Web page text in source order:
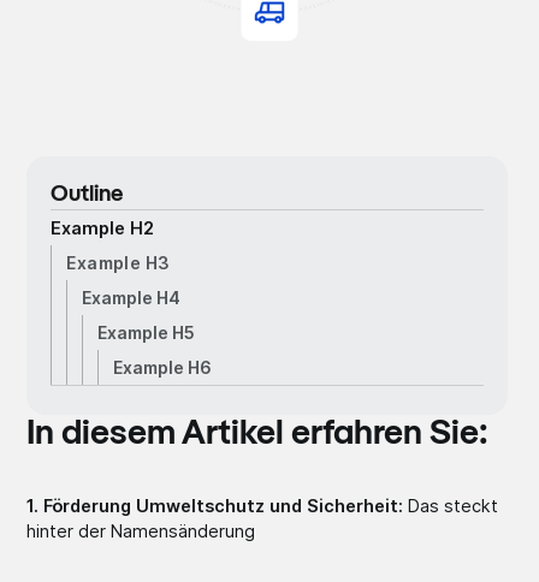
Outline
Example H2
Example H3
Example H4
Example H5
Example H6
In diesem Artikel erfahren Sie:
1. Förderung Umweltschutz und Sicherheit: Das steckt
hinter der Namensänderung